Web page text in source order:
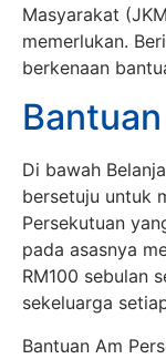
Masyarakat
memerlukan.
berkenaan
Di bawah
bersetuju untuk
Persekutuan
pada asasnya
RM100 sebulan
sekeluarga
Bantuan Am